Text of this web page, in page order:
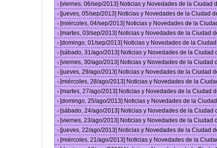
› [viernes, 06/sep/2013] Noticias y Novedades de la Ciudad
› [jueves, 05/sep/2013] Noticias y Novedades de la Ciudad
› [miércoles, 04/sep/2013] Noticias y Novedades de la
› [martes, 03/sep/2013] Noticias y Novedades de la Ciudad
› [domingo, 01/sep/2013] Noticias y Novedades de la
› [sábado, 31/ago/2013] Noticias y Novedades de la Ciudad
› [viernes, 30/ago/2013] Noticias y Novedades de la Ciudad
› [jueves, 29/ago/2013] Noticias y Novedades de la Ciudad
› [miércoles, 28/ago/2013] Noticias y Novedades de la
› [martes, 27/ago/2013] Noticias y Novedades de la Ciudad
› [domingo, 25/ago/2013] Noticias y Novedades de la
› [sábado, 24/ago/2013] Noticias y Novedades de la Ciudad
› [viernes, 23/ago/2013] Noticias y Novedades de la Ciudad
› [jueves, 22/ago/2013] Noticias y Novedades de la Ciudad
› [miércoles, 21/ago/2013] Noticias y Novedades de la